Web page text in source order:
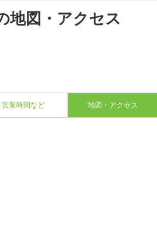
地図・アクセス
営業時間など 地図・アクセス